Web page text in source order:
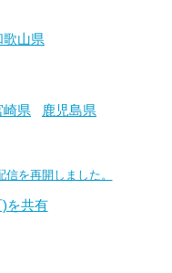
歌山県
崎県
鹿児島県
を再開しました。
を共有